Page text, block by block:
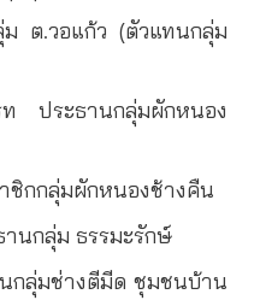
ต.วอแก้ว (ตัวแทนกลุ่ม
ประธานกลุ่มผักหนอง
ชิกกลุ่มผักหนองช้างคืน
นกลุ่ม ธรรมะรักษ์
กลุ่มช่างตีมีด ชุมชนบ้าน